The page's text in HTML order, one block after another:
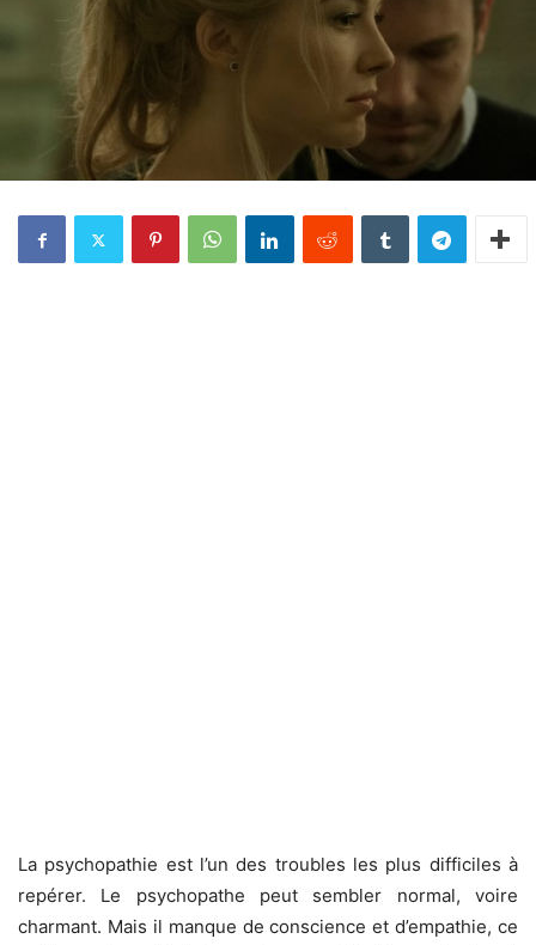
La psychopathie est l’un des troubles les plus difficiles à
repérer. Le psychopathe peut sembler normal, voire
charmant. Mais il manque de conscience et d’empathie, ce